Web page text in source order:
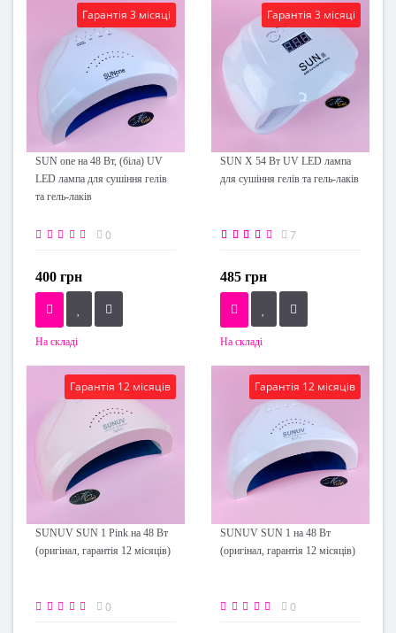
Гарантія 3 місяці
SUN one на 48 Вт, (біла) UV
LED лампа для сушіння гелів
та гель-лаків
0
400 грн
На складі
Гарантія 3 місяці
SUN Х 54 Вт UV LED лампа
для сушіння гелів та гель-лаків
7
485 грн
На складі
Гарантія 12 місяців
SUNUV SUN 1 Pink на 48 Вт
(оригінал, гарантія 12 місяців)
0
Гарантія 12 місяців
SUNUV SUN 1 на 48 Вт
(оригінал, гарантія 12 місяців)
0